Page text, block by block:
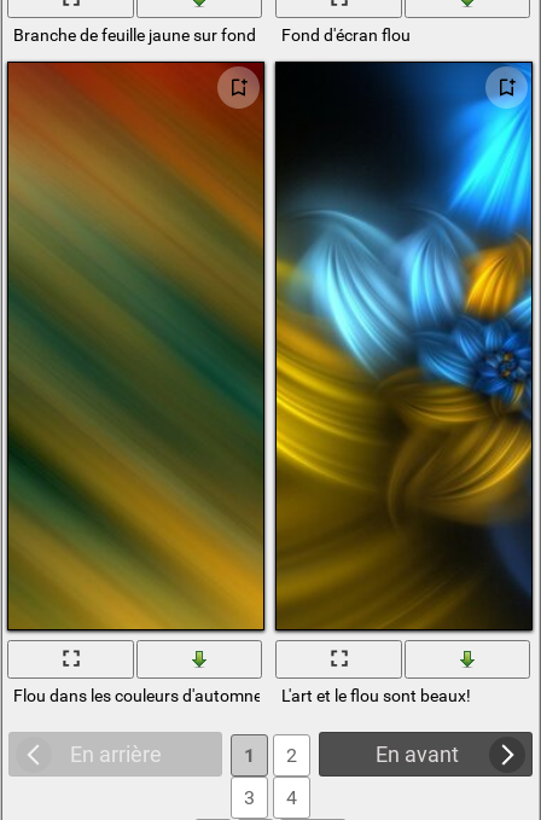
Branche de feuille jaune sur fond flouFond d'écran flou
Flou dans les couleurs d'automne L'art et le flou sont beaux!
En arrière En avant
1
2
3
4